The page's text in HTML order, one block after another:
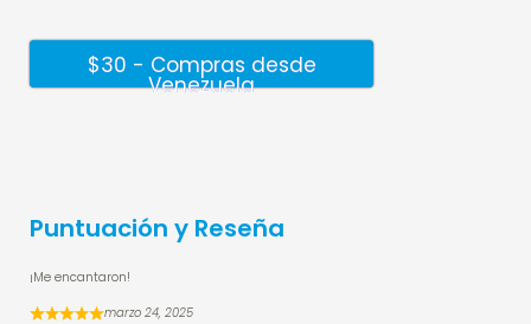
$30 - Compras desde
Venezuela
Puntuación y Reseña
¡Me encantaron!
marzo 24, 2025